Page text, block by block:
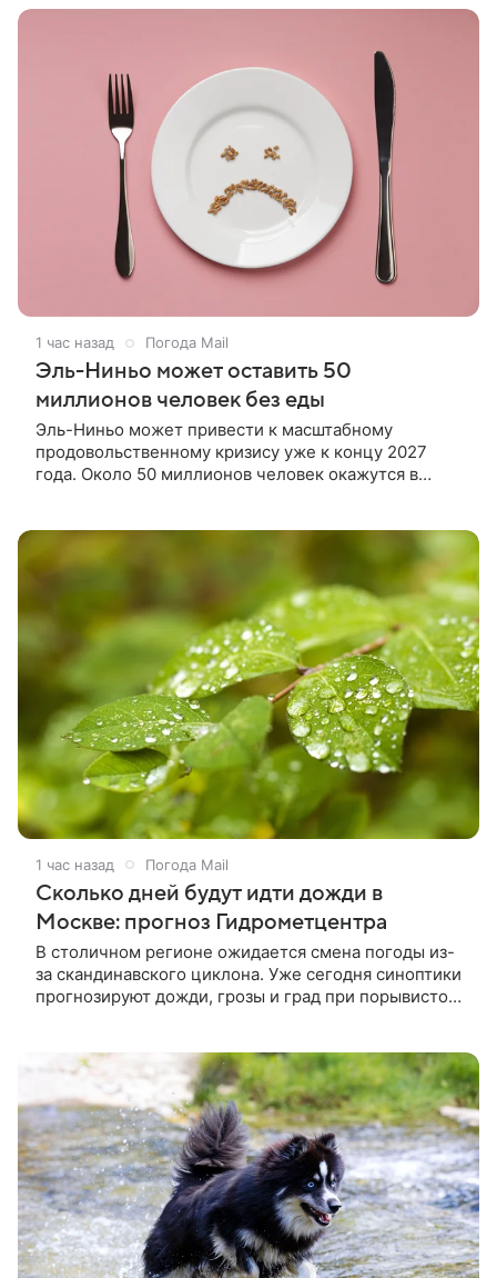
1 час назад Погода Mail
Эль-Ниньо может оставить 50
миллионов человек без еды
Эль-Ниньо может привести к масштабному
продовольственному кризису уже к концу 2027
года. Около 50 миллионов человек окажутся в
1 час назад Погода Mail
Сколько дней будут идти дожди в
Москве: прогноз Гидрометцентра
В столичном регионе ожидается смена погоды из-
за скандинавского циклона. Уже сегодня синоптики
прогнозируют дожди, грозы и град при порывистом